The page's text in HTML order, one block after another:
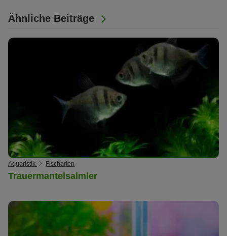
Ähnliche Beiträge
Aquaristik Fischarten
Trauermantelsalmler